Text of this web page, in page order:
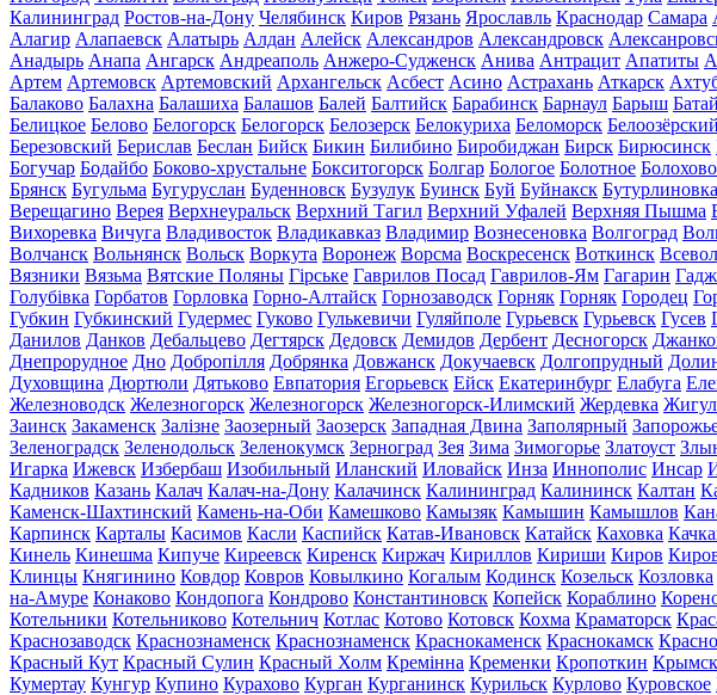
Калининград Ростов-на-Дону Челябинск Киров Рязань Ярославль Краснодар Самара
Алагир Алапаевск Алатырь Алдан Алейск Александров Александровск
Анадырь Анапа Ангарск Андреаполь Анжеро-Судженск Анива Антрацит Апатиты
Артем Артемовск Артемовский Архангельск Асбест Асино Астрахань Аткарск
Балаково Балахна Балашиха Балашов Балей Балтийск Барабинск Барнаул Барыш
Белицкое Белово Белогорск Белогорск Белозерск Белокуриха Беломорск Белоозёрский
Березовский Берислав Беслан Бийск Бикин Билибино Биробиджан Бирск Бирюсинск
Богучар Бодайбо Боково-хрустальне Бокситогорск Болгар Бологое Болотное Болохово
Брянск Бугульма Бугуруслан Буденновск Бузулук Буинск Буй Буйнакск Бутурлиновка
Верещагино Верея Верхнеуральск Верхний Тагил Верхний Уфалей Верхняя Пышма
Вихоревка Вичуга Владивосток Владикавказ Владимир Вознесеновка Волгоград
Волчанск Вольнянск Вольск Воркута Воронеж Ворсма Воскресенск Воткинск
Вязники Вязьма Вятские Поляны Гірське Гаврилов Посад Гаврилов-Ям Гагарин
Голубівка Горбатов Горловка Горно-Алтайск Горнозаводск Горняк Горняк Городец
Губкин Губкинский Гудермес Гуково Гулькевичи Гуляйполе Гурьевск Гурьевск Гусев
Данилов Данков Дебальцево Дегтярск Дедовск Демидов Дербент Десногорск
Днепрорудное Дно Добропілля Добрянка Довжанск Докучаевск Долгопрудный
Духовщина Дюртюли Дятьково Евпатория Егорьевск Ейск Екатеринбург Елабуга
Железноводск Железногорск Железногорск Железногорск-Илимский Жердевка
Заинск Закаменск Залізне Заозерный Заозерск Западная Двина Заполярный
Зеленоградск Зеленодольск Зеленокумск Зерноград Зея Зима Зимогорье Златоуст
Игарка Ижевск Избербаш Изобильный Иланский Иловайск Инза Иннополис Инсар
Кадников Казань Калач Калач-на-Дону Калачинск Калининград Калининск Калтан
Каменск-Шахтинский Камень-на-Оби Камешково Камызяк Камышин Камышлов
Карпинск Карталы Касимов Касли Каспийск Катав-Ивановск Катайск Каховка
Кинель Кинешма Кипуче Киреевск Киренск Киржач Кириллов Кириши Киров
Клинцы Княгинино Ковдор Ковров Ковылкино Когалым Кодинск Козельск Козловка
на-Амуре Конаково Кондопога Кондрово Константиновск Копейск Кораблино
Котельники Котельниково Котельнич Котлас Котово Котовск Кохма Краматорск
Краснозаводск Краснознаменск Краснознаменск Краснокаменск Краснокамск
Красный Кут Красный Сулин Красный Холм Кремінна Кременки Кропоткин Крымск
Кумертау Кунгур Купино Курахово Курган Курганинск Курильск Курлово Куровское